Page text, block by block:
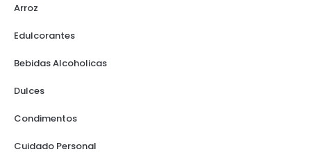
Arroz
Edulcorantes
Bebidas Alcoholicas
Dulces
Condimentos
Cuidado Personal